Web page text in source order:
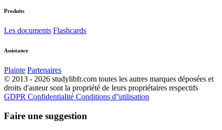
Produits
Les documents Flashcards
Assistance
Plainte Partenaires
© 2013 - 2026 studylibfr.com toutes les autres marques déposées et
droits d'auteur sont la propriété de leurs propriétaires respectifs
GDPR Confidentialité Conditions d''utilisation
Faire une suggestion